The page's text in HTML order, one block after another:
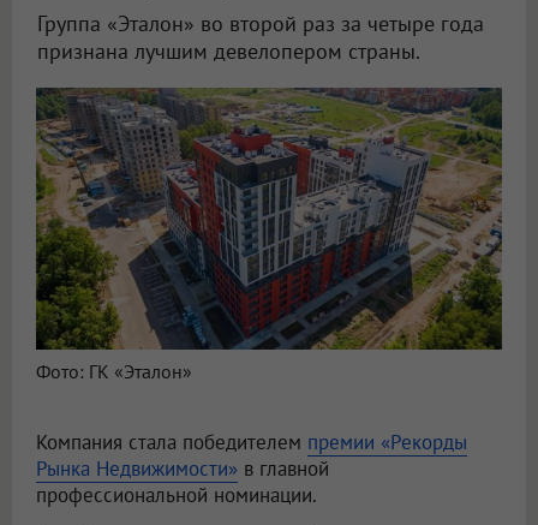
Группа «Эталон» во второй раз за четыре года
признана лучшим девелопером страны.
Фото: ГК «Эталон»
Компания стала победителем премии «Рекорды
Рынка Недвижимости» в главной
профессиональной номинации.